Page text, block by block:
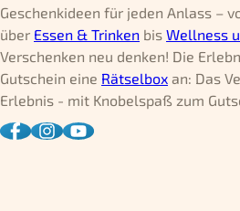
Geschenkideen für jeden Anlass –
über Essen & Trinken bis Wellness
Verschenken neu denken! Die
Gutschein eine Rätselbox an: Das
Erlebnis - mit Knobelspaß zum